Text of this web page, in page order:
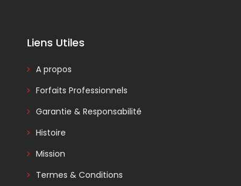
Liens Utiles
A propos
Forfaits Professionnels
Garantie & Responsabilité
Histoire
Mission
Termes & Conditions